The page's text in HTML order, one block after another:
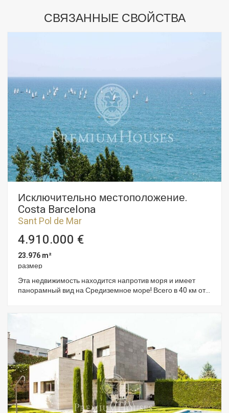
СВЯЗАННЫЕ СВОЙСТВА
Исключительно местоположение.
Costa Barcelona
Sant Pol de Mar
4.910.000 €
23.976 m²
размер
Эта недвижимость находится напротив моря и имеет
панорамный вид на Средиземное море! Всего в 40 км от
местной мэрией: 110 двухместных спален апартаментов
для взрослых, и 10 – для детей. Терапевтический СПА с
салоном красоты, с 16 кабинетами, и площадью 2.500 м2.
Всего 11.000 м2 конструкции, включая подвал. 2
ресторана для 200 человек. Зона для занятий спортом.